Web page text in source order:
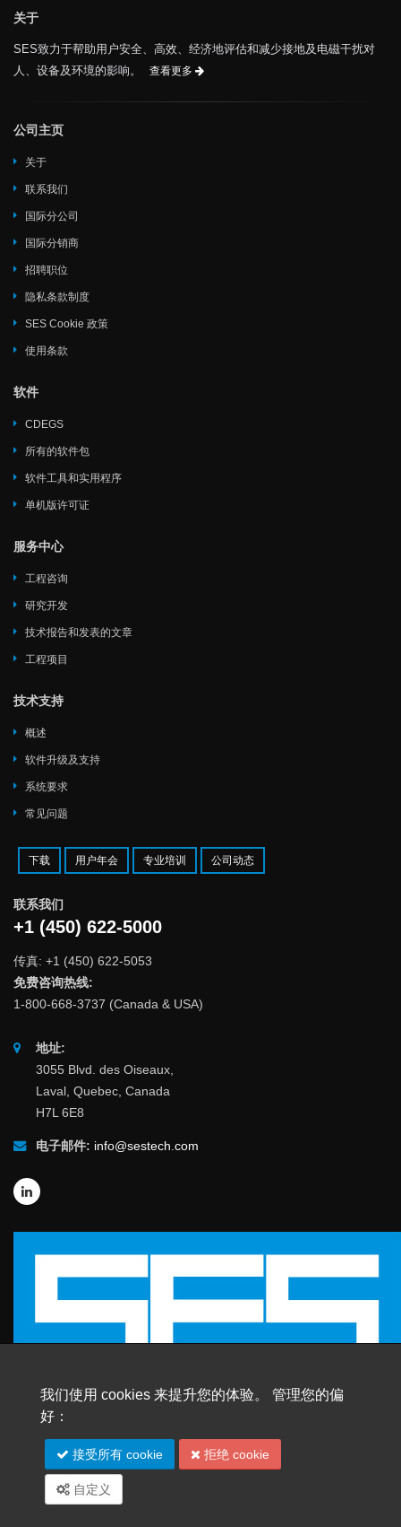
关于
SES致力于帮助用户安全、高效、经济地评估和减少接地及电磁干扰对
人、设备及环境的影响。
查看更多
公司主页
关于
联系我们
国际分公司
国际分销商
招聘职位
隐私条款制度
SES Cookie 政策
使用条款
软件
CDEGS
所有的软件包
软件工具和实用程序
单机版许可证
服务中心
工程咨询
研究开发
技术报告和发表的文章
工程项目
技术支持
概述
软件升级及支持
系统要求
常见问题
下载 用户年会 专业培训 公司动态
联系我们
+1 (450) 622-5000
传真: +1 (450) 622-5053
免费咨询热线:
1-800-668-3737 (Canada & USA)
地址:
3055 Blvd. des Oiseaux,
Laval, Quebec, Canada
H7L 6E8
电子邮件: info@sestech.com
© 2026 SafEngServices & technologies ltd.
版权所有 | 商标
网站地图
我们使用 cookies 来提升您的体验。 管理您的偏
好：
接受所有 cookie 拒绝 cookie
自定义